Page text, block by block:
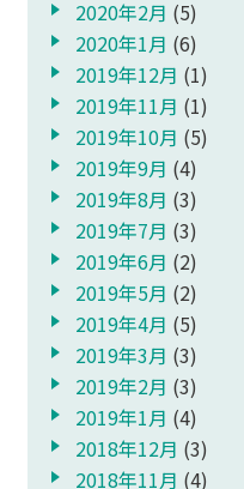
2020年2月 (5)
2020年1月 (6)
2019年12月 (1)
2019年11月 (1)
2019年10月 (5)
2019年9月 (4)
2019年8月 (3)
2019年7月 (3)
2019年6月 (2)
2019年5月 (2)
2019年4月 (5)
2019年3月 (3)
2019年2月 (3)
2019年1月 (4)
2018年12月 (3)
2018年11月 (4)